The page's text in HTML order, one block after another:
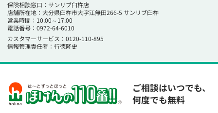
保険相談窓口：サンリブ臼杵店
店舗所在地：大分県臼杵市大字江無田266-5 サンリブ臼杵
営業時間：10:00～17:00
電話番号：0972-64-6010
カスタマーサービス：0120-110-895
情報管理責任者：行徳隆史
ご相談はいつでも、
何度でも無料